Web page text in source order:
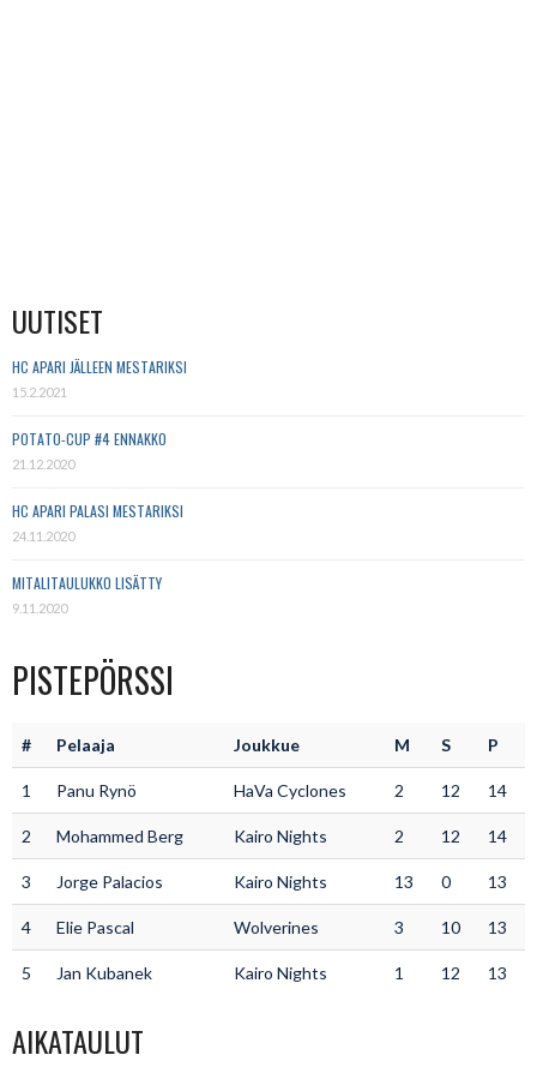
UUTISET
HC APARI JÄLLEEN MESTARIKSI
15.2.2021
POTATO-CUP #4 ENNAKKO
21.12.2020
HC APARI PALASI MESTARIKSI
24.11.2020
MITALITAULUKKO LISÄTTY
9.11.2020
PISTEPÖRSSI
# Pelaaja Joukkue M S P
1 Panu Rynö HaVa Cyclones 2 12 14
2 Mohammed Berg Kairo Nights 2 12 14
3 Jorge Palacios Kairo Nights 13 0 13
4 Elie Pascal Wolverines 3 10 13
5 Jan Kubanek Kairo Nights 1 12 13
AIKATAULUT